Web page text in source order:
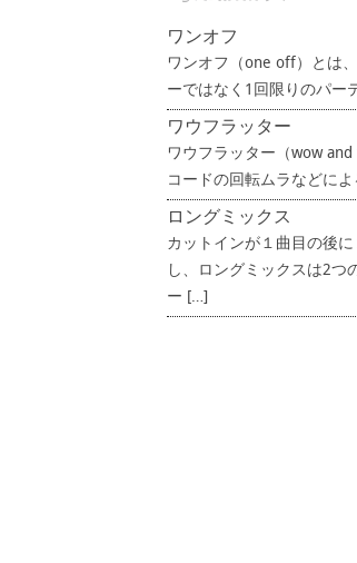
ワンオフ
ワンオフ（one off）とは
ーではなく1回限りのパー
ワウフラッター
ワウフラッター（wow
コードの回転ムラなどに
ロングミックス
カットインが１曲目の後
し、ロングミックスは2つ
ー […]